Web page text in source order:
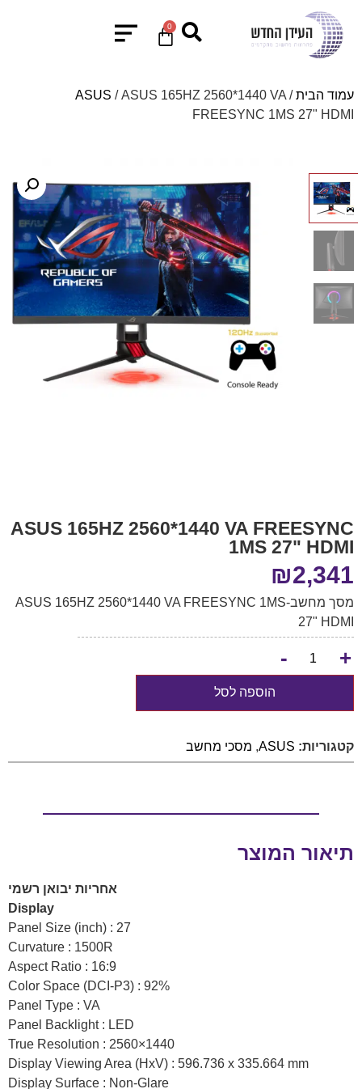
0
עמוד הבית/
ASUS / ASUS 165HZ 2560*1440 VA
FREESYNC 1MS 27" HDMI
ASUS 165HZ 2560*1440 VA FREESYNC
1MS 27" HDMI
₪2,341
מסך מחשב-ASUS 165HZ 2560*1440 VA FREESYNC 1MS
27" HDMI
+
-
הוספה לסל
קטגוריות: ASUS
, מסכי מחשב
תיאור המוצר
אחריות יבואן רשמי
Display
Panel Size (inch) : 27
Curvature : 1500R
Aspect Ratio : 16:9
Color Space (DCI-P3) : 92%
Panel Type : VA
Panel Backlight : LED
True Resolution : 2560×1440
Display Viewing Area (HxV) : 596.736 x 335.664 mm
Display Surface : Non-Glare